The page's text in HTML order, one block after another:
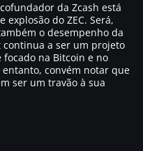
da Zcash está
do ZEC. Será,
o desempenho da
continua a ser um projeto
na Bitcoin e no
convém notar que
ser um travão à sua